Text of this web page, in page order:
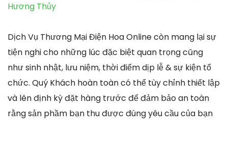
Hương Thủy
Dịch Vụ Thương Mại Điện Hoa Online còn mang lại sự
tiện nghi cho những lúc đặc biệt quan trọng cũng
như sinh nhật, lưu niệm, thời điểm dịp lễ & sự kiện tổ
chức. Quý Khách hoàn toàn có thể tùy chỉnh thiết lập
và lên định kỳ đặt hàng trước để đảm bảo an toàn
rằng sản phầm bạn thu được đúng yêu cầu của bạn